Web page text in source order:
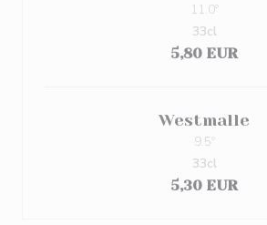
11.0º
5,80 EUR
33cl
Westmalle
9.5º
5,30 EUR
33cl